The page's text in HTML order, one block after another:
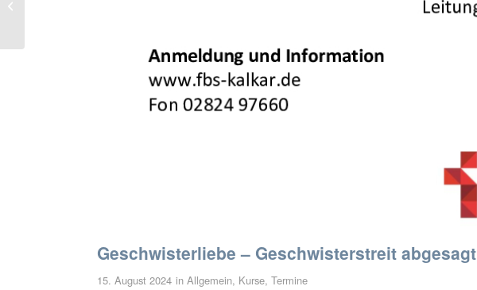
Geschwisterliebe – Geschwisterstreit abgesagt
15. August 2024 in Allgemein, Kurse, Termine